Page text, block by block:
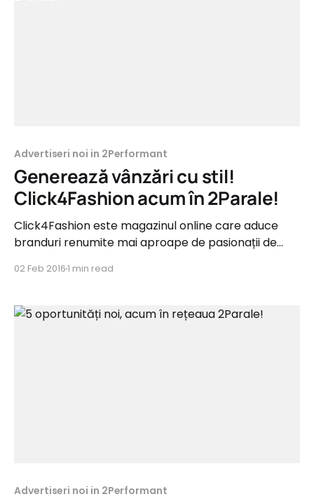
Advertiseri noi in 2Performant
Generează vânzări cu stil!
Click4Fashion acum în 2Parale!
Click4Fashion este magazinul online care aduce
branduri renumite mai aproape de pasionații de
Balance, Pepe Jeans, Esprit, Only, Vero Moda,
importator exclusiv al brandurilor La Redoute și
02 Feb 20161 min read
Advertiseri noi in 2Performant